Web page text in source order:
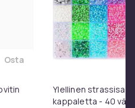
Lisää RCA AV - HDMI-
Osta
Ylellinen
kappaletta - 40